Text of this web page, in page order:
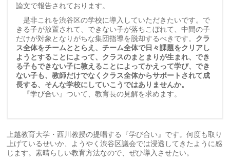
論文で報告されております。
是非これを渋谷区の学校に導入していただきたいです。で
きる子が放置されて、できない子が落ちこぼれて、中間の子
だけが対象となりがちな集団指導を脱却するべきです。 クラ
ス全体をチームととらえ、チーム全体で日々課題をクリアし
ようとすることによって、クラスのまとまりが生まれ、でき
る子もできない子に教えることによってかえって学び、でき
ない子も、教師だけでなくクラス全体からサポートされて成
長する、そんな学校にしていこうではありませんか。
『学び合い』ついて、教育長の見解を求めます。
上越教育大学・西川教授の提唱する『学び合い』です。何度も取り
上げているせいか、ようやく渋谷区議会では浸透してきたように感
じます。素晴らしい教育方法なので、ぜひ導入させたい。